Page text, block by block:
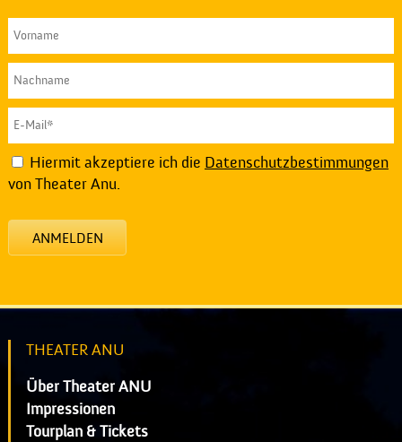
Hiermit akzeptiere ich die Datenschutzbestimmungen
von Theater Anu.
ANMELDEN
THEATER ANU
Über Theater ANU
Impressionen
Tourplan & Tickets